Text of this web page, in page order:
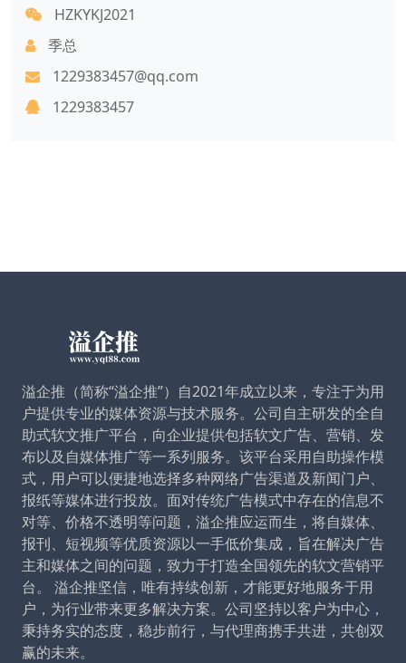
HZKYKJ2021
季总
1229383457@qq.com
1229383457
溢企推（简称“溢企推”）自2021年成立以来，专注于为用
户提供专业的媒体资源与技术服务。公司自主研发的全自
助式软文推广平台，向企业提供包括软文广告、营销、发
布以及自媒体推广等一系列服务。该平台采用自助操作模
式，用户可以便捷地选择多种网络广告渠道及新闻门户、
报纸等媒体进行投放。面对传统广告模式中存在的信息不
对等、价格不透明等问题，溢企推应运而生，将自媒体、
报刊、短视频等优质资源以一手低价集成，旨在解决广告
主和媒体之间的问题，致力于打造全国领先的软文营销平
台。 溢企推坚信，唯有持续创新，才能更好地服务于用
户，为行业带来更多解决方案。公司坚持以客户为中心，
秉持务实的态度，稳步前行，与代理商携手共进，共创双
赢的未来。